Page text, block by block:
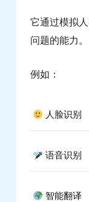
它通过模拟
问题的能力。
例如：
人脸识别
语音识别
智能翻译